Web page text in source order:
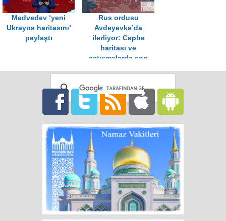
Medvedev ‘yeni
Ukrayna haritasını’
paylaştı
Rus ordusu
Avdeyevka’da
ilerliyor: Cephe
haritası ve
çatışmalarda son